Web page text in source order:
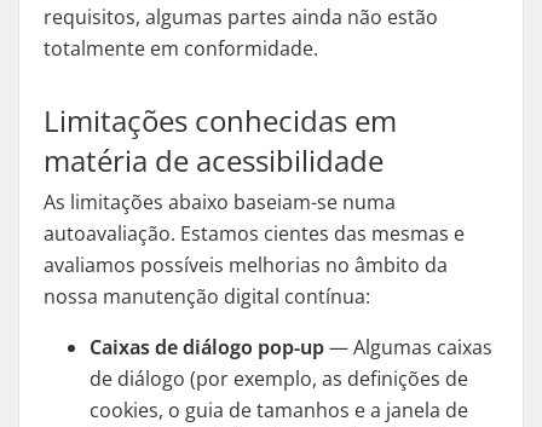
requisitos, algumas partes ainda não estão
totalmente em conformidade.
Limitações conhecidas em
matéria de acessibilidade
As limitações abaixo baseiam-se numa
autoavaliação. Estamos cientes das mesmas e
avaliamos possíveis melhorias no âmbito da
nossa manutenção digital contínua:
Caixas de diálogo pop-up— Algumas caixas
de diálogo (por exemplo, as definições de
cookies, o guia de tamanhos e a janela de